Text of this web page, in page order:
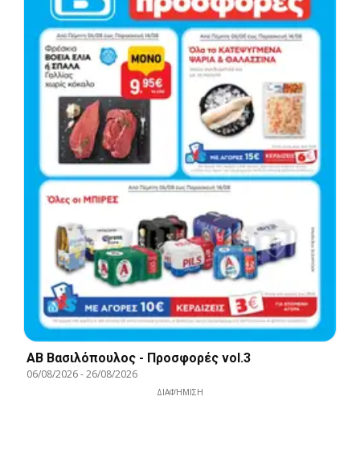
ΑΒ Βασιλόπουλος - Προσφορές vol.3
06/08/2026-26/08/2026
ΔΙΑΦΉΜΙΣΗ